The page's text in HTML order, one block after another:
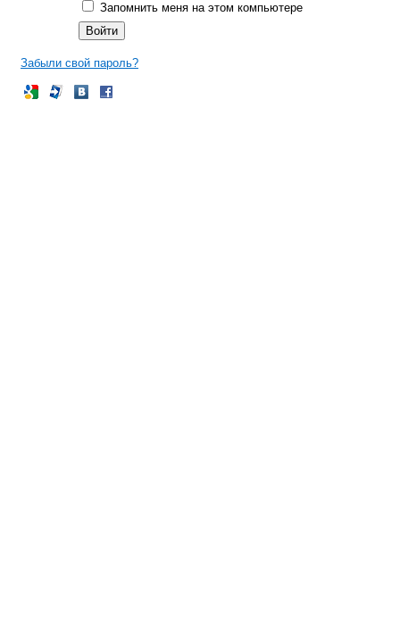
Запомнить меня на этом компьютере
Забыли свой пароль?